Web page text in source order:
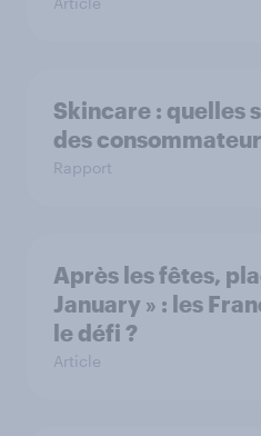
Skincare : quelles
des
Rapport
Après les fêtes,
January » : les
le défi ?
Article